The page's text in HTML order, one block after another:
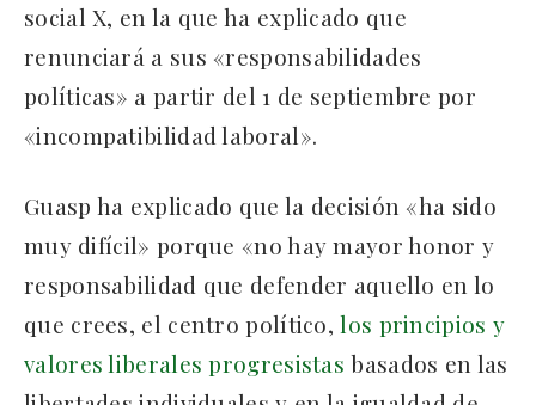
social X, en la que ha explicado que
renunciará a sus «responsabilidades
políticas» a partir del 1 de septiembre por
«incompatibilidad laboral».
Guasp ha explicado que la decisión «ha sido
muy difícil» porque «no hay mayor honor y
responsabilidad que defender aquello en lo
que crees, el centro político,los principios y
valores liberales progresistasbasados en las